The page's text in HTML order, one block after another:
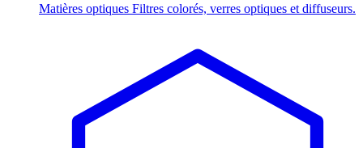
Matières optiques Filtres colorés, verres optiques et diffuseurs.